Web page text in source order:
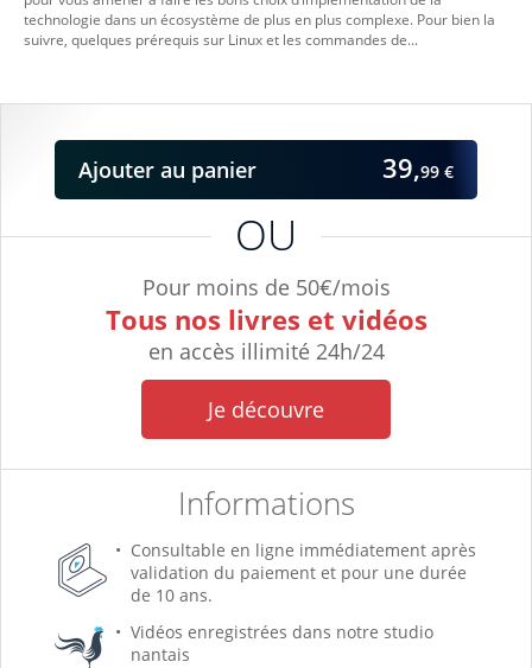
OU
Pour moins de 50€/mois
Tous nos livres et vidéos
en accès illimité 24h/24
Je découvre
Informations
Consultable en ligne immédiatement après
validation du paiement et pour une durée
de 10 ans.
Vidéos enregistrées dans notre studio
nantais
Ajouter au panier 39,99 €
technologie dans un écosystème de plus en plus complexe. Pour bien la
suivre, quelques prérequis sur Linux et les commandes de...